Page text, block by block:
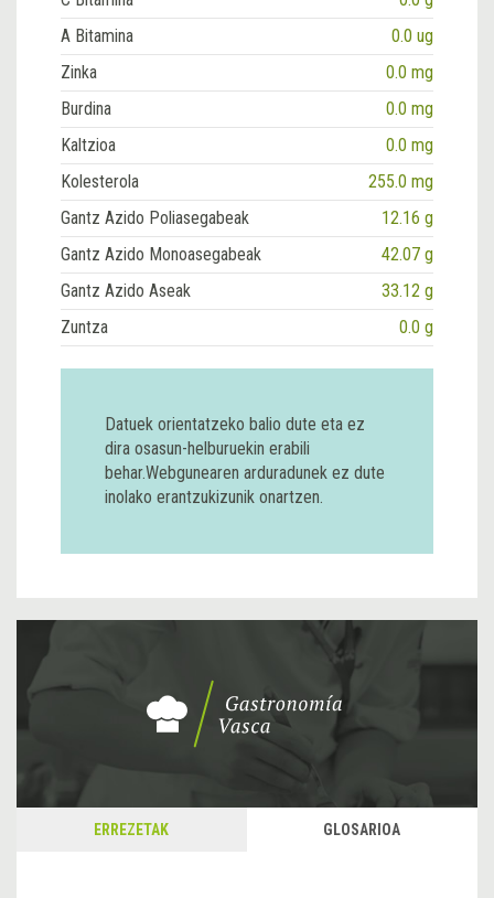
A Bitamina
0.0 ug
Zinka
0.0 mg
Burdina
0.0 mg
Kaltzioa
0.0 mg
Kolesterola
255.0 mg
Gantz Azido Poliasegabeak
12.16 g
Gantz Azido Monoasegabeak
42.07 g
Gantz Azido Aseak
33.12 g
Zuntza
0.0 g
Datuek orientatzeko balio dute eta ez
dira osasun-helburuekin erabili
behar.Webgunearen arduradunek ez dute
inolako erantzukizunik onartzen.
ERREZETAK GLOSARIOA